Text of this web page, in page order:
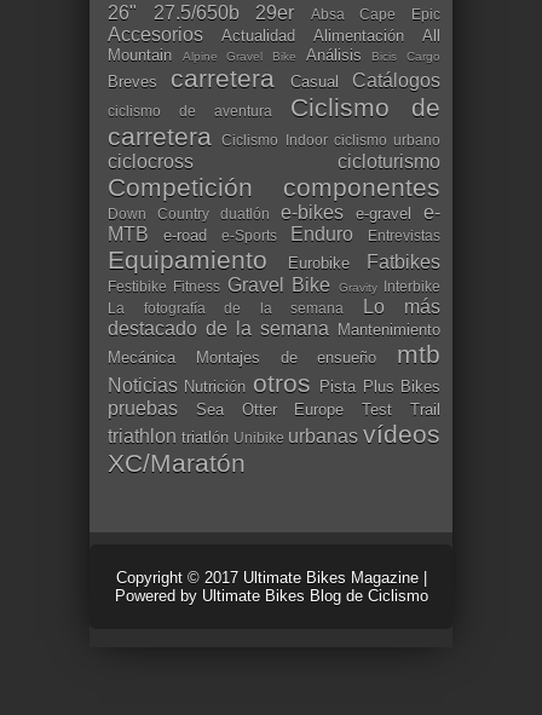
26" 27.5/650b 29er Absa Cape Epic
Accesorios Actualidad Alimentación
All
Mountain
Alpine Gravel Bike Análisis Bicis Cargo
Breves carretera Casual Catálogos
ciclismo de aventura
Ciclismo de
carretera
Ciclismo Indoor ciclismo urbano
ciclocross cicloturismo
Competición componentes
Down Country duatlón e-bikes e-gravel
e-
MTB
e-road e-Sports Enduro Entrevistas
Equipamiento Eurobike Fatbikes
Festibike Fitness Gravel Bike Gravity Interbike
La fotografía de la semana
Lo más
destacado de la semana Mantenimiento
Mecánica
Montajes de ensueño mtb
Noticias Nutrición otros Pista Plus Bikes
pruebas Sea Otter Europe Test Trail
triathlon triatlón Unibike urbanas vídeos
XC/Maratón
Copyright © 2017 Ultimate Bikes Magazine|
Powered by Ultimate Bikes Blog de Ciclismo